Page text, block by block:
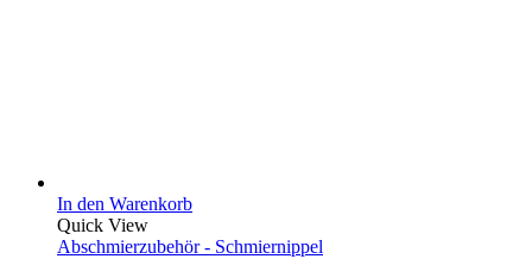
In den Warenkorb
Quick View
Abschmierzubehör - Schmiernippel